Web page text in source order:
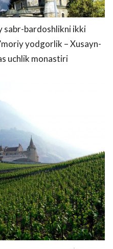
sabr-bardoshlikni ikki
yodgorlik – Xusayn-
uchlik monastiri